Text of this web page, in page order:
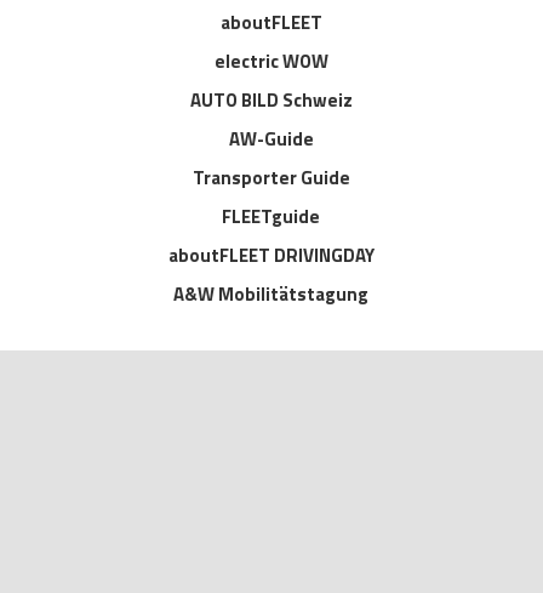
aboutFLEET
electric WOW
AUTO BILD Schweiz
AW-Guide
Transporter Guide
FLEETguide
aboutFLEET DRIVINGDAY
A&W Mobilitätstagung